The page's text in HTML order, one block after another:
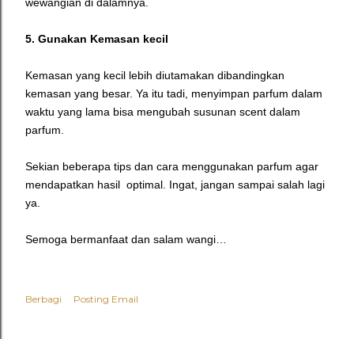
5. Gunakan Kemasan kecil
Kemasan yang kecil lebih diutamakan dibandingkan
kemasan yang besar. Ya itu tadi, menyimpan parfum dalam
waktu yang lama bisa mengubah susunan scent dalam
parfum.
Sekian beberapa tips dan cara menggunakan parfum agar
mendapatkan hasil optimal. Ingat, jangan sampai salah lagi
ya.
Semoga bermanfaat dan salam wangi…
Berbagi Posting Email